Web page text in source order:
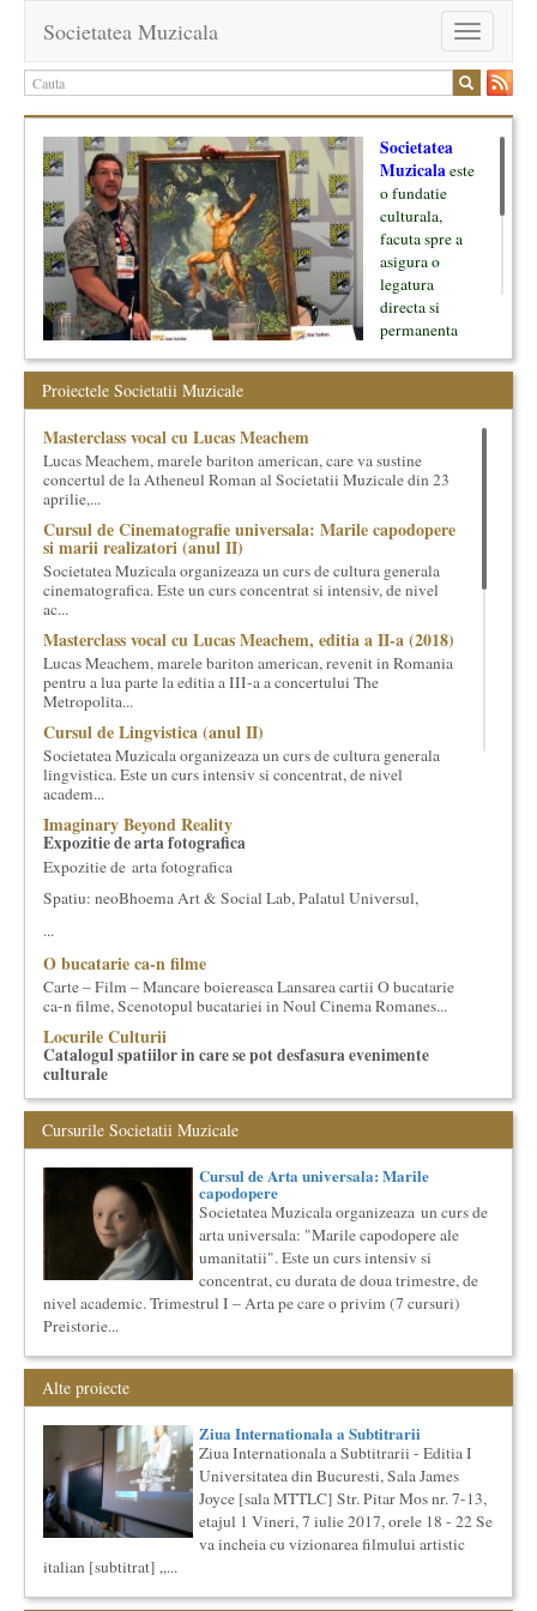
Toggle
navigation
Societatea Muzicala
Societatea
Muzicalaeste
o fundatie
culturala,
facuta spre a
asigura o
legatura
directa si
permanenta
oamenii ei, pe
inceput cu muzica clasica - si de aici numele -, insa acum
dezvoltam proiecte si in alte domenii ale culturii.
Facem management cultural, dezvoltam si administram proiecte
proprii sau preluate, modele si sisteme de finantare, marketing
cultural si consultanta. Organizam concursuri, concerte si
evenimente culturale, private sau publice, tinem cursuri de
cultura generala muzicala, teatrala, filosofica si de alte feluri.
cei care il finantateaza sunt in rubricile de mai jos.
Proiectele Societatii Muzicale
Masterclass vocal cu Lucas Meachem
Lucas Meachem, marele bariton american, care va sustine
concertul de la Atheneul Roman al Societatii Muzicale din 23
aprilie,...
Cursul de Cinematografie universala: Marile capodopere
si marii realizatori (anul II)
Societatea Muzicala organizeaza un curs de cultura generala
cinematografica. Este un curs concentrat si intensiv, de nivel
ac...
Masterclass vocal cu Lucas Meachem, editia a II-a (2018)
Lucas Meachem, marele bariton american, revenit in Romania
pentru a lua parte la editia a III-a a concertului The
Metropolita...
Cursul de Lingvistica (anul II)
Societatea Muzicala organizeaza un curs de cultura generala
lingvistica. Este un curs intensiv si concentrat, de nivel
academ...
Imaginary Beyond Reality
Expozitie de arta fotografica
Expozitie de arta fotografica
Spatiu: neoBhoema Art & Social Lab, Palatul Universul,
...
O bucatarie ca-n filme
Carte – Film – Mancare boiereasca Lansarea cartii O bucatarie
ca-n filme, Scenotopul bucatariei in Noul Cinema Romanes...
Locurile Culturii
Catalogul spatiilor in care se pot desfasura evenimente
culturale
Proiect lansat de catre Societatea Muzicala, conceput initial
pentru catalogarea spatiilor (interioare) din Bucuresti in care...
Cursul de Literatura universala: Marile texte literare ale
umanitatii
Societatea Muzicala organizeaza un curs de literatura
universala: „Marile texte si marile batalii culturale”. Este un
cu...
Saptamana Romano-Britanica 2018
Masterclass de traducere literara stilizata de scriitori
englezi
“Lidia Vianu’s Students Translate” Ediția a III-a / 16-21
aprilie 2018 5 scriitori britanici şi o edi...
Cursul de Filosofie generala (anul II)
Societatea Muzicala organizeaza un curs de Filosofie
Generala, de nivel academic, cu durata de doi ani (4 semestre),
impreuna...
Elitele Romaniei
Anuarul Elitei culturale si stiintifice din Romania
Proiectul lansat de catre Societatea Muzicala, a fost conceput
initial ca un anuar al elitei muzicale din Romania – anuar...
Cursul de Muzica universala (anul I)
Societatea Muzicala organizeaza un curs de cultura generala
muzicala de nivel academic, in parteneriat cu Universitatea
Cursurile Societatii Muzicale
Cursul de Arta universala: Marile
capodopere
Societatea Muzicala organizeaza un curs de
arta universala: "Marile capodopere ale
umanitatii". Este un curs intensiv si
concentrat, cu durata de doua trimestre, de
nivel academic. Trimestrul I – Arta pe care o privim (7 cursuri)
Preistorie...
Alte proiecte
Ziua Internationala a Subtitrarii
Ziua Internationala a Subtitrarii - Editia I
Universitatea din Bucuresti, Sala James
Joyce [sala MTTLC] Str. Pitar Mos nr. 7-13,
etajul 1 Vineri, 7 iulie 2017, orele 18 - 22 Se
va incheia cu vizionarea filmului artistic
italian [subtitrat] „...